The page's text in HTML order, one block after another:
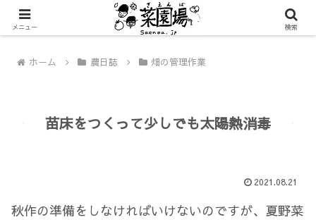
ホーム 農日誌 畑の管理作業
苗床をつくって少しでも太陽熱消毒
2021.08.21
秋作の準備をしなければいけないのですが、夏野菜
メニュー 検索